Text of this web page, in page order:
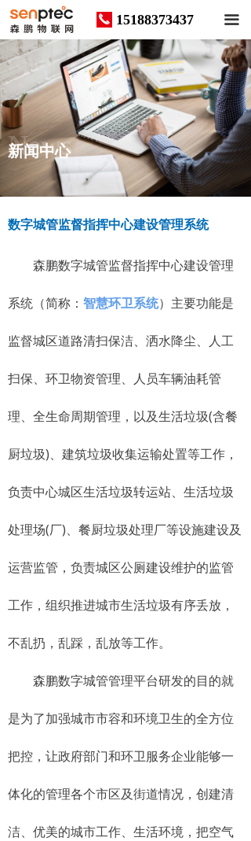
끀
끅 15188373437
数字城管监督指挥中心建设管理系统
森鹏数字城管监督指挥中心建设管理
系统（简称： 智慧环卫系统）主要功能是
监督城区道路清扫保洁、洒水降尘、人工
扫保、环卫物资管理、人员车辆油耗管
理、全生命周期管理，以及生活垃圾(含餐
厨垃圾)、建筑垃圾收集运输处置等工作，
负责中心城区生活垃圾转运站、生活垃圾
处理场(厂)、餐厨垃圾处理厂等设施建设及
运营监管，负责城区公厕建设维护的监管
工作，组织推进城市生活垃圾有序丢放，
不乱扔，乱踩，乱放等工作。
森鹏数字城管管理平台研发的目的就
是为了加强城市市容和环境卫生的全方位
把控，让政府部门和环卫服务企业能够一
体化的管理各个市区及街道情况，创建清
洁、优美的城市工作、生活环境，把空气
News
新闻中心